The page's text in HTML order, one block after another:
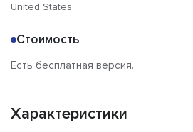
United States
Стоимость
Есть бесплатная версия.
Характеристики